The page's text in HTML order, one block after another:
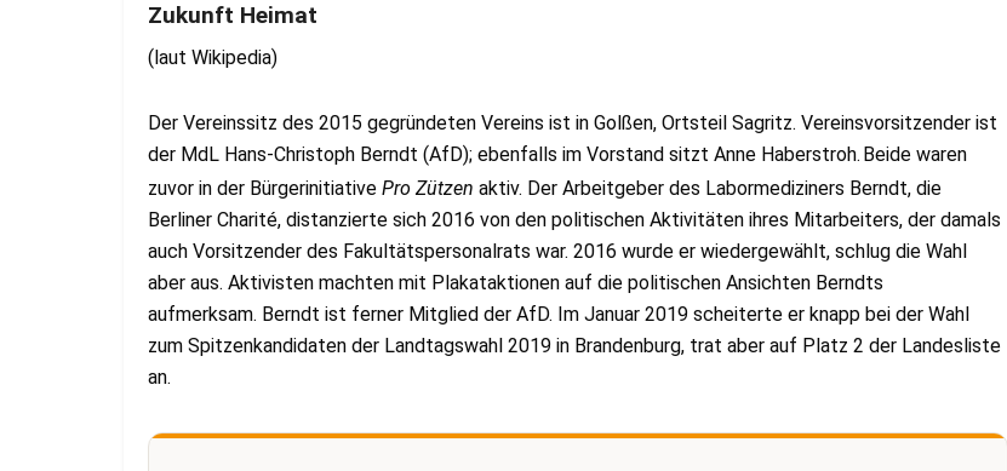
Zukunft Heimat
(laut Wikipedia)
Der Vereinssitz des 2015 gegründeten Vereins ist in Golßen, Ortsteil Sagritz. Vereinsvorsitzender ist
der MdL Hans-Christoph Berndt (AfD); ebenfalls im Vorstand sitzt Anne Haberstroh. Beide waren
zuvor in der Bürgerinitiative Pro Zützen aktiv. Der Arbeitgeber des Labormediziners Berndt, die
Berliner Charité, distanzierte sich 2016 von den politischen Aktivitäten ihres Mitarbeiters, der damals
auch Vorsitzender des Fakultätspersonalrats war. 2016 wurde er wiedergewählt, schlug die Wahl
aber aus. Aktivisten machten mit Plakataktionen auf die politischen Ansichten Berndts
aufmerksam. Berndt ist ferner Mitglied der AfD. Im Januar 2019 scheiterte er knapp bei der Wahl
zum Spitzenkandidaten der Landtagswahl 2019 in Brandenburg, trat aber auf Platz 2 der Landesliste
an.